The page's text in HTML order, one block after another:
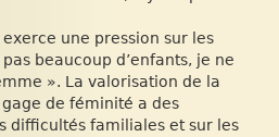
une pression sur les
beaucoup d’enfants, je ne
». La valorisation de la
de féminité a des
difficultés familiales et sur les